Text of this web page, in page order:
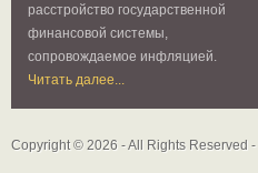
расстройство государственной
финансовой системы,
сопровождаемое инфляцией.
Читать далее...
Copyright © 2026 - All Rights Reserved -